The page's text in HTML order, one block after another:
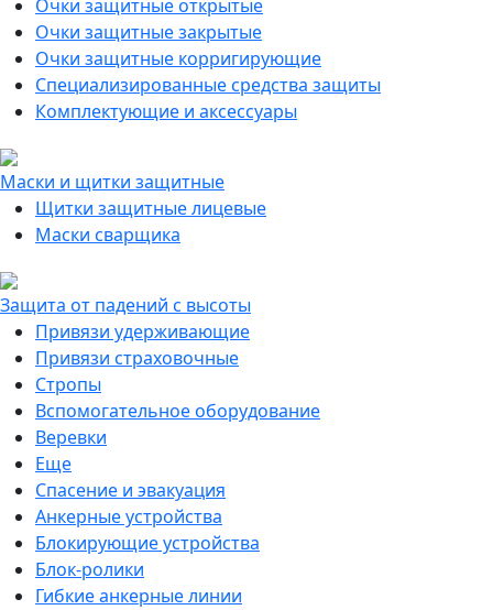
Очки защитные открытые
Очки защитные закрытые
Очки защитные корригирующие
Специализированные средства защиты
Комплектующие и аксессуары
Маски и щитки защитные
Щитки защитные лицевые
Маски сварщика
Защита от падений с высоты
Привязи удерживающие
Привязи страховочные
Стропы
Вспомогательное оборудование
Веревки
Еще
Спасение и эвакуация
Анкерные устройства
Блокирующие устройства
Блок-ролики
Гибкие анкерные линии